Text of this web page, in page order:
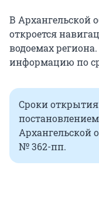
В Архангельской
откроется
водоемах
информацию по
Сроки
Архангельской
№ 362-пп.